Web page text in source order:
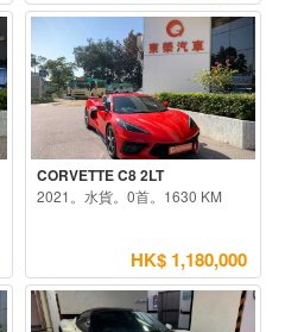
CORVETTE C8 2LT
2021。水貨。0首。1630 KM
HK$ 1,180,000